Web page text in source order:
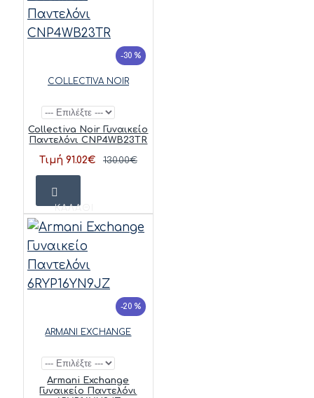
-30 %
COLLECTIVA NOIR
Collectiva Noir Γυναικείο
Παντελόνι CNP4WB23TR
Τιμή 91.02€ 130.00€
ΚΑΛΆΘΙ
-20 %
ARMANI EXCHANGE
Armani Exchange
Γυναικείο Παντελόνι